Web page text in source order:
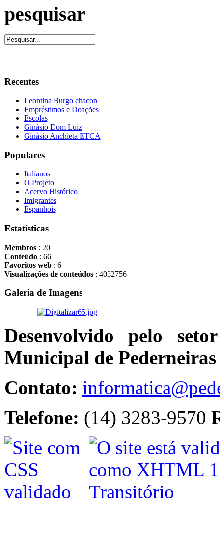
pesquisar
Recentes
Leontina Burgo chacon
Empréstimos e Doações
Escolas
Ginásio Dom Luiz
Ginásio Anchieta ETCA
Populares
Italianos
O Projeto
Acervo Histórico
Imigrantes
Espanhois
Estatísticas
Membros: 20
Conteúdo: 66
Favoritos web: 6
Visualizações de conteúdos: 4032756
Galeria de Imagens
Desenvolvido pelo
Municipal de Pederneiras
Contato:
Telefone: (14) 3283-9570